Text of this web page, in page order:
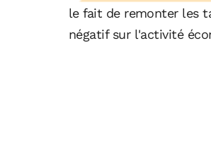
le fait de remonter les
négatif sur l'activité